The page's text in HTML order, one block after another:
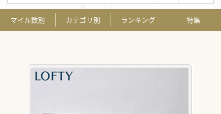
マイル数別 カテゴリ別 ランキング 特集